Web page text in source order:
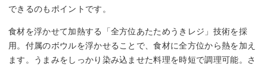
–
サイズ
できるのもポイントです。
食材を浮かせて加熱する「全方位あたためうきレジ」技術を採
用。付属のボウルを浮かせることで、食材に全方位から熱を加え
ます。うまみをしっかり染み込ませた料理を時短で調理可能。さ